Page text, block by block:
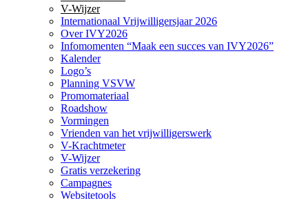
V-Wijzer
Internationaal Vrijwilligersjaar 2026
Over IVY2026
Infomomenten “Maak een succes van IVY2026”
Kalender
Logo’s
Planning VSVW
Promomateriaal
Roadshow
Vormingen
Vrienden van het vrijwilligerswerk
V-Krachtmeter
V-Wijzer
Gratis verzekering
Campagnes
Websitetools